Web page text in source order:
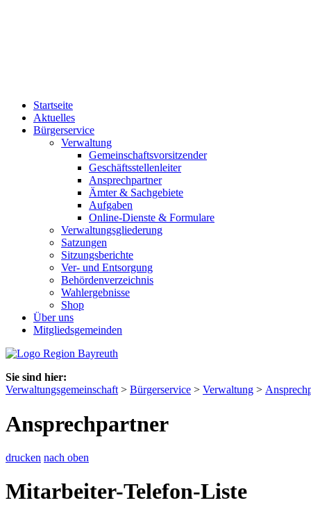
Startseite
Aktuelles
Bürgerservice
Verwaltung
Gemeinschaftsvorsitzender
Geschäftsstellenleiter
Ansprechpartner
Ämter & Sachgebiete
Aufgaben
Online-Dienste & Formulare
Verwaltungsgliederung
Satzungen
Sitzungsberichte
Ver- und Entsorgung
Behördenverzeichnis
Wahlergebnisse
Shop
Über uns
Mitgliedsgemeinden
Sie sind hier:
Verwaltungsgemeinschaft > Bürgerservice > Verwaltung >
Ansprechpartner
drucken nach oben
Mitarbeiter-Telefon-Liste